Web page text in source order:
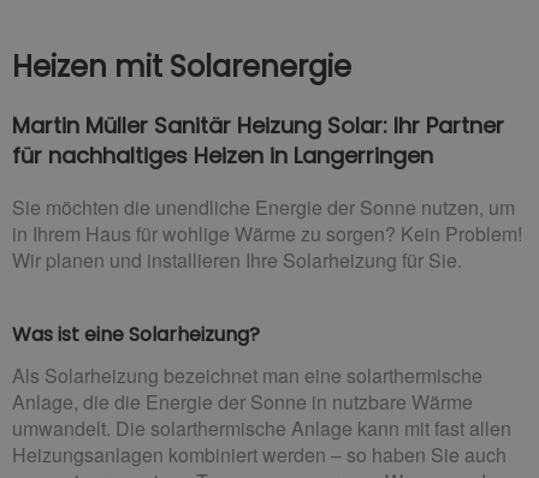
Heizen mit Solarenergie
Martin Müller Sanitär Heizung Solar: Ihr Partner
für nachhaltiges Heizen in Langerringen
Sie möchten die unendliche Energie der Sonne nutzen, um
in Ihrem Haus für wohlige Wärme zu sorgen? Kein Problem!
Wir planen und installieren Ihre Solarheizung für Sie.
Was ist eine Solarheizung?
Als Solarheizung bezeichnet man eine solarthermische
Anlage, die die Energie der Sonne in nutzbare Wärme
umwandelt. Die solarthermische Anlage kann mit fast allen
Heizungsanlagen kombiniert werden – so haben Sie auch